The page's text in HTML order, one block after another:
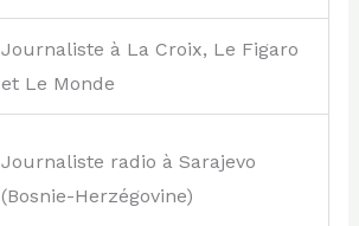
Journaliste à La Croix, Le Figaro
et Le Monde
Journaliste radio à Sarajevo
(Bosnie-Herzégovine)